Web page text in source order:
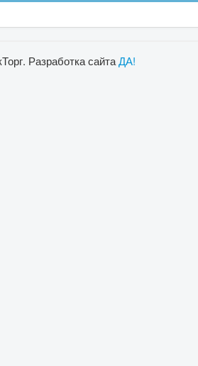
Разработка сайтаДА!